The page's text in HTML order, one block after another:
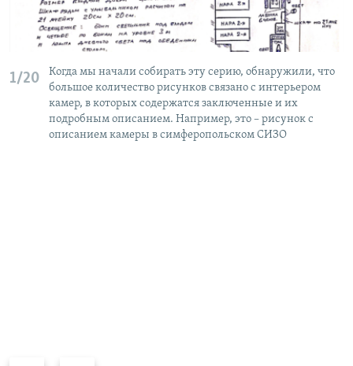
1/20
Когда мы начали собирать эту серию, обнаружили, что
большое количество рисунков связано с интерьером
камер, в которых содержатся заключенные и их
подробным описанием. Например, это – рисунок с
описанием камеры в симферопольском СИЗО